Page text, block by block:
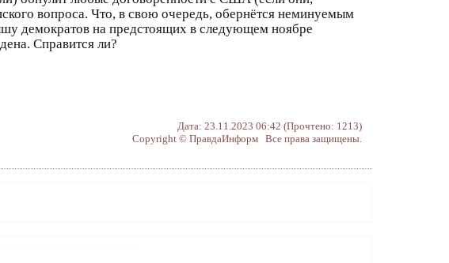
вопроса. Что, в свою очередь, обернётся неминуемым
демократов на предстоящих в следующем ноябре
Справится ли?
Дата: 23.11.2023 06:42 (Прочтено: 1213)
Copyright © ПравдаИнформ Все права защищены.